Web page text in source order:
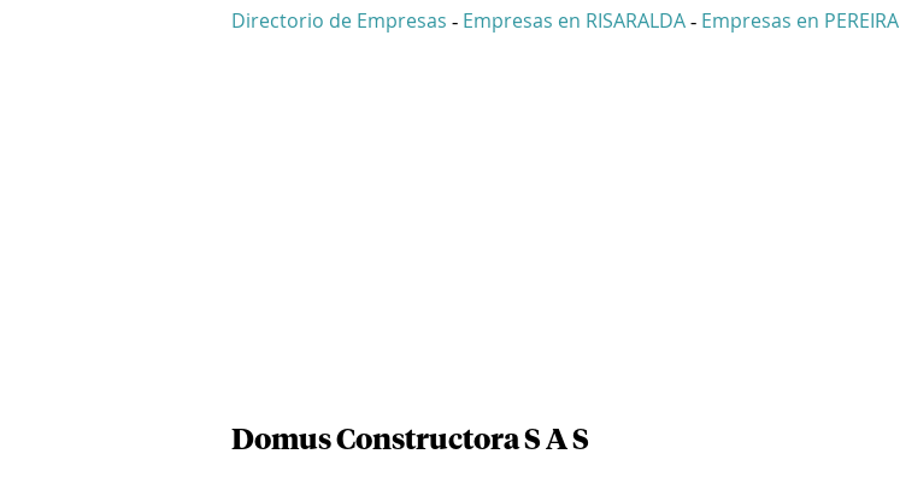
Directorio de Empresas - Empresas en RISARALDA - Empresas en PEREIRA
Domus Constructora S A S